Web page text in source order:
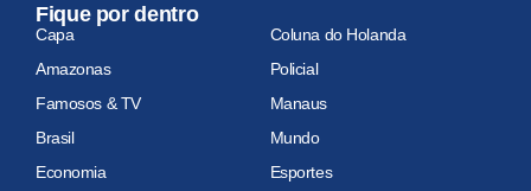
Fique por dentro
Capa
Coluna do Holanda
Amazonas
Policial
Famosos & TV
Manaus
Brasil
Mundo
Economia
Esportes